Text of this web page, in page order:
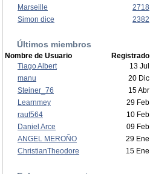
Marseille
2718
Simon dice
2382
Últimos miembros
Nombre de Usuario
Registrado
Tiago Albert
13 Jul
manu
20 Dic
Steiner_76
15 Abr
Learnmey
29 Feb
rauf564
10 Feb
Daniel Arce
09 Feb
ANGEL MEROÑO
29 Ene
ChristianTheodore
15 Ene